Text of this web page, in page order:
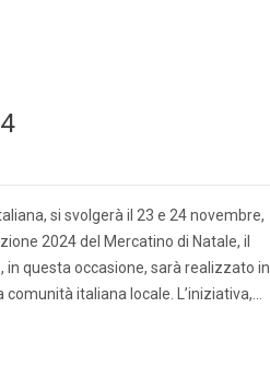
si svolgerà il 23 e 24 novembre,
2024 del Mercatino di Natale, il
questa occasione, sarà realizzato in
italiana locale. L’iniziativa,…